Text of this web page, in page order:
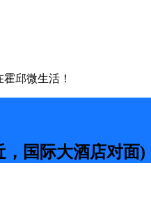
邱微生活！
国际大酒店对面)